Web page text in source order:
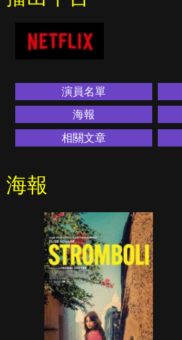
演員名單
海報
相關文章
海報